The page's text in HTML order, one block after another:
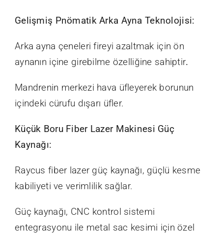
Gelişmiş Pnömatik Arka Ayna Teknolojisi:
Arka ayna çeneleri fireyi azaltmak için ön
aynanın içine girebilme özelliğine sahiptir.
Mandrenin merkezi hava üfleyerek borunun
içindeki cürufu dışarı üfler.
Küçük Boru Fiber Lazer Makinesi Güç
Kaynağı:
Raycus fiber lazer güç kaynağı, güçlü kesme
kabiliyeti ve verimlilik sağlar.
Güç kaynağı, CNC kontrol sistemi
entegrasyonu ile metal sac kesimi için özel